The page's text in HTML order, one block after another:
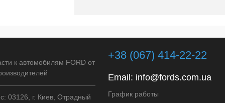
к автомобилям FORD от
03126, г. Киев, Отрадный
+38 (067) 414-22-22
Email: info@fords.com.ua
График работы